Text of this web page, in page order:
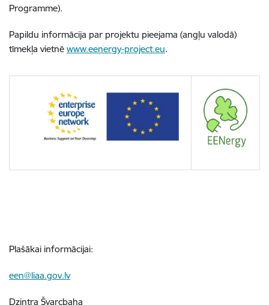
Programme).
Papildu informācija par projektu pieejama (angļu valodā)
tīmekļa vietnē www.eenergy-project.eu.
Plašākai informācijai:
een@liaa.gov.lv
Dzintra Švarcbaha